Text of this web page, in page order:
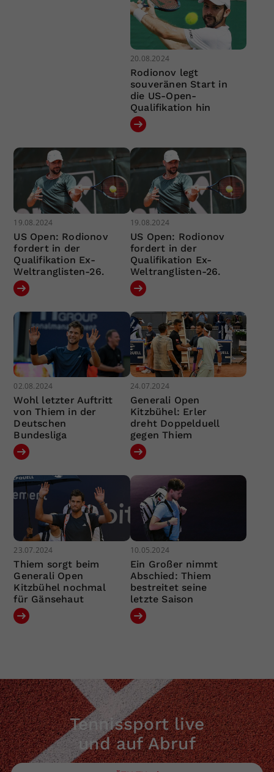
20.08.2024
Rodionov legt
souveränen Start in
die US-Open-
Qualifikation hin
19.08.2024
US Open: Rodionov
fordert in der
Qualifikation Ex-
Weltranglisten-26.
19.08.2024
US Open: Rodionov
fordert in der
Qualifikation Ex-
Weltranglisten-26.
02.08.2024
Wohl letzter Auftritt
von Thiem in der
Deutschen
Bundesliga
24.07.2024
Generali Open
Kitzbühel: Erler
dreht Doppelduell
gegen Thiem
23.07.2024
Thiem sorgt beim
Generali Open
Kitzbühel nochmal
für Gänsehaut
10.05.2024
Ein Großer nimmt
Abschied: Thiem
bestreitet seine
letzte Saison
Tennissport live
und auf Abruf